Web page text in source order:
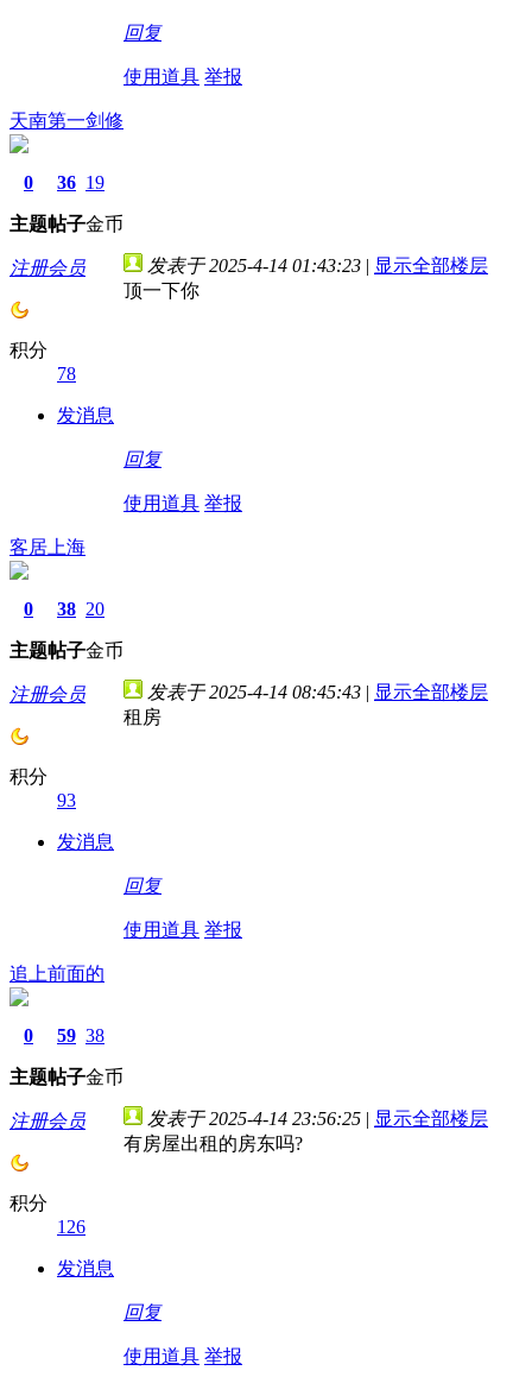
回复
使用道具 举报
天南第一剑修
0
主题
36
帖子
19
金币
注册会员
积分
78
发消息
发表于 2025-4-14 01:43:23 | 显示全部楼层
顶一下你
回复
使用道具 举报
客居上海
0
主题
38
帖子
20
金币
注册会员
积分
93
发消息
发表于 2025-4-14 08:45:43 | 显示全部楼层
租房
回复
使用道具 举报
追上前面的
0
主题
59
帖子
38
金币
注册会员
积分
126
发消息
发表于 2025-4-14 23:56:25 | 显示全部楼层
有房屋出租的房东吗?
回复
使用道具 举报